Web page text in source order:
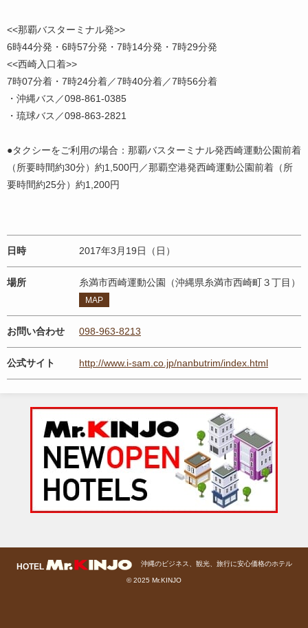
<<那覇バスターミナル発>>
6時44分発・6時57分発・7時14分発・7時29分発
<<西崎入口着>>
7時07分着・7時24分着／7時40分着／7時56分着
・沖縄バス／098-861-0385
・琉球バス／098-863-2821
●タクシーをご利用の場合：那覇バスターミナル発西崎運動公園前着
（所要時間約30分）約1,500円／那覇空港発西崎運動公園前着（所
要時間約25分）約1,200円
日時 2017年3月19日（日）
場所 糸満市西崎運動公園（沖縄県糸満市西崎町３丁目）
MAP
お問い合わせ 098-963-8213
公式サイト http://www.i-sam.co.jp/nanbutrim/index.html
沖縄のビジネス、観光、旅行に安心価格のホテル
© 2025 Mr.KINJO